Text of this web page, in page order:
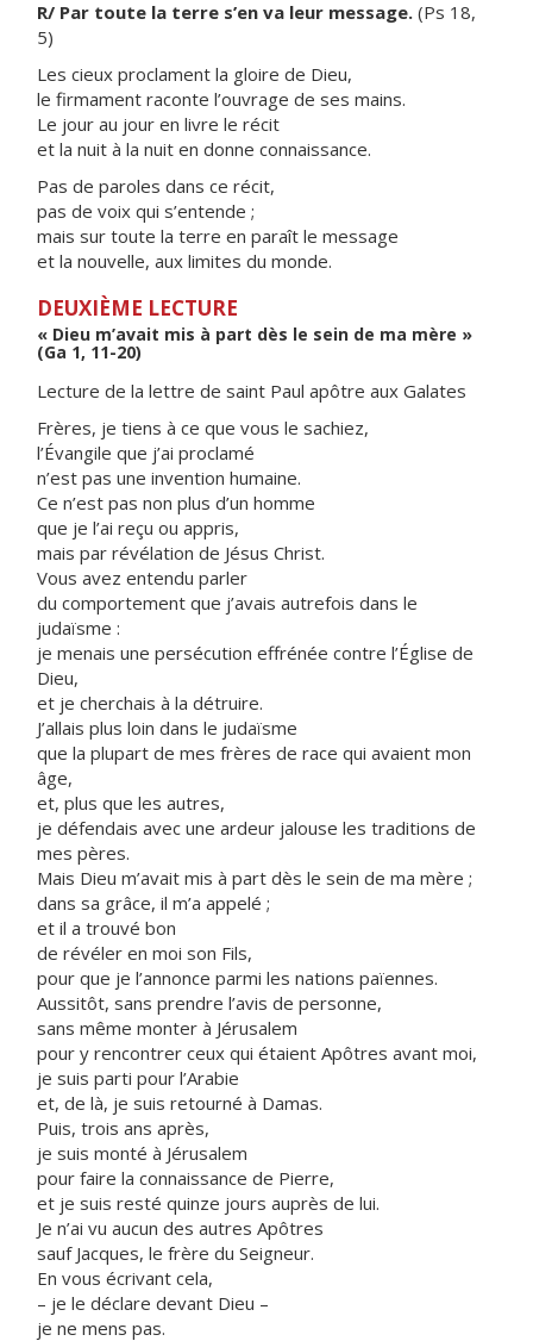
R/ Par toute la terre s’en va leur message. (Ps 18,
5)
Les cieux proclament la gloire de Dieu,
le firmament raconte l’ouvrage de ses mains.
Le jour au jour en livre le récit
et la nuit à la nuit en donne connaissance.
Pas de paroles dans ce récit,
pas de voix qui s’entende ;
mais sur toute la terre en paraît le message
et la nouvelle, aux limites du monde.
DEUXIÈME LECTURE
« Dieu m’avait mis à part dès le sein de ma mère »
(Ga 1, 11-20)
Lecture de la lettre de saint Paul apôtre aux Galates
Frères, je tiens à ce que vous le sachiez,
l’Évangile que j’ai proclamé
n’est pas une invention humaine.
Ce n’est pas non plus d’un homme
que je l’ai reçu ou appris,
mais par révélation de Jésus Christ.
Vous avez entendu parler
du comportement que j’avais autrefois dans le
judaïsme :
je menais une persécution effrénée contre l’Église de
Dieu,
et je cherchais à la détruire.
J’allais plus loin dans le judaïsme
que la plupart de mes frères de race qui avaient mon
âge,
et, plus que les autres,
je défendais avec une ardeur jalouse les traditions de
mes pères.
Mais Dieu m’avait mis à part dès le sein de ma mère ;
dans sa grâce, il m’a appelé ;
et il a trouvé bon
de révéler en moi son Fils,
pour que je l’annonce parmi les nations païennes.
Aussitôt, sans prendre l’avis de personne,
sans même monter à Jérusalem
pour y rencontrer ceux qui étaient Apôtres avant moi,
je suis parti pour l’Arabie
et, de là, je suis retourné à Damas.
Puis, trois ans après,
je suis monté à Jérusalem
pour faire la connaissance de Pierre,
et je suis resté quinze jours auprès de lui.
Je n’ai vu aucun des autres Apôtres
sauf Jacques, le frère du Seigneur.
En vous écrivant cela,
– je le déclare devant Dieu –
je ne mens pas.